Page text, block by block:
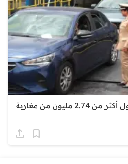
عملية مرحبا 2026.. دخول أكثر من 2.74 مليون من مغاربة